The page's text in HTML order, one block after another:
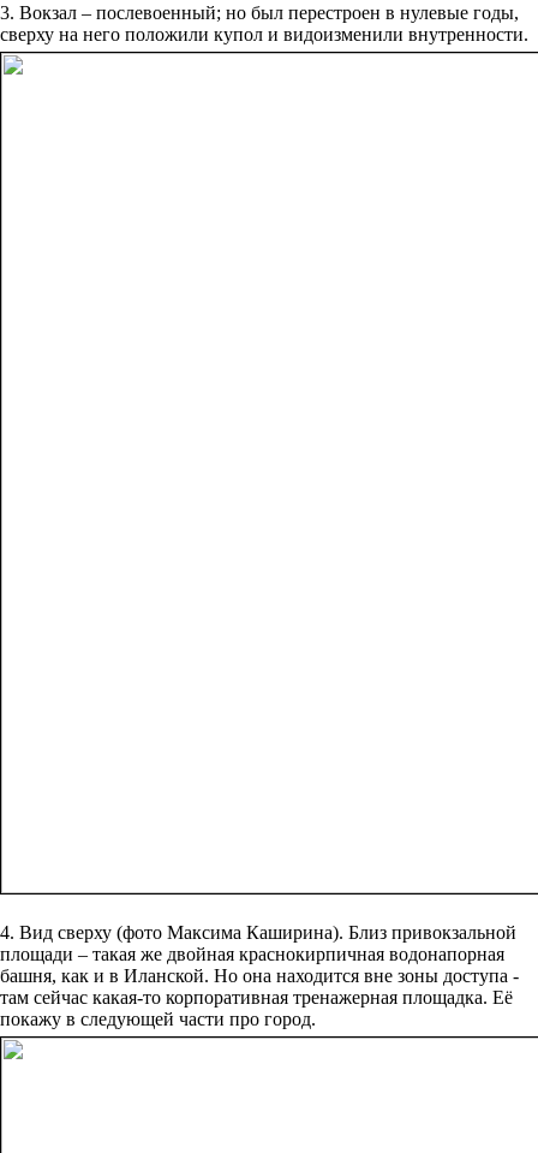
3. Вокзал – послевоенный; но был перестроен в нулевые годы,
сверху на него положили купол и видоизменили внутренности.
4. Вид сверху (фото Максима Каширина). Близ привокзальной
площади – такая же двойная краснокирпичная водонапорная
башня, как и в Иланской. Но она находится вне зоны доступа -
там сейчас какая-то корпоративная тренажерная площадка. Её
покажу в следующей части про город.